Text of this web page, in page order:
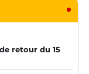
retour du 15